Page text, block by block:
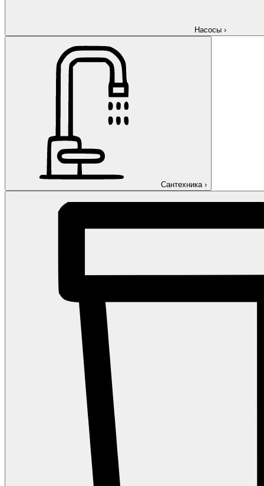
Насосы ›
Сантехника ›